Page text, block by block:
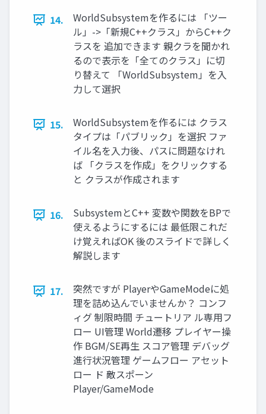
14.
WorldSubsystemを作るには 「ツー
ル」->「新規C++クラス」からC++ク
ラスを 追加できます 親クラを聞かれ
るので表示を「全てのクラス」に切
り替えて 「WorldSubsystem」を入
力して選択
15.
WorldSubsystemを作るには クラス
タイプは「パブリック」を選択 ファ
イル名を入力後、パスに問題なけれ
ば 「クラスを作成」をクリックする
と クラスが作成されます
16.
SubsystemとC++ 変数や関数をBPで
使えるようにするには 最低限これだ
け覚えればOK 後のスライドで詳しく
解説します
17.
突然ですが PlayerやGameModeに処
理を詰め込んでいませんか？ コンフ
ィグ 制限時間 チュートリア ル専用フ
ロー UI管理 World遷移 プレイヤー操
作 BGM/SE再生 スコア管理 デバッグ
進行状況管理 ゲームフロー アセット
ロー ド 敵スポーン
Player/GameMode